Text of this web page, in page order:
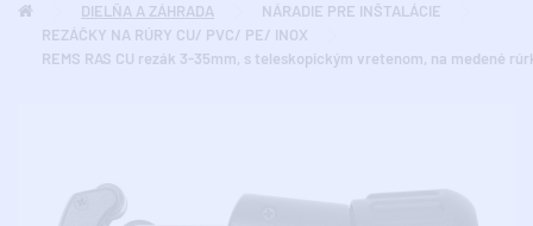
DIELŇA A ZÁHRADA
NÁRADIE PRE INŠTALÁCIE
REZÁČKY NA RÚRY CU/ PVC/ PE/ INOX
REMS RAS CU rezák 3-35mm, s teleskopickým vretenom, na medené